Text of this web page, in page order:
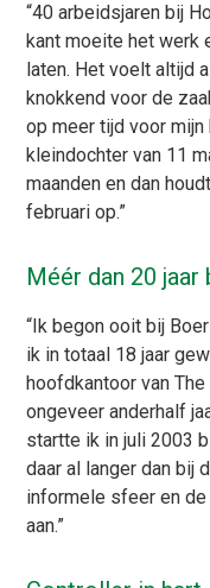
“40 arbeidsjaren bij
kant moeite het werk
laten. Het voelt altijd
knokkend voor de
op meer tijd voor mijn
kleindochter van 11
maanden en dan
februari op.”
Méér dan 20
“Ik begon ooit bij
ik in totaal 18 jaar
hoofdkantoor van
ongeveer anderhalf
startte ik in juli 2003
daar al langer dan bij
informele sfeer en
aan.”